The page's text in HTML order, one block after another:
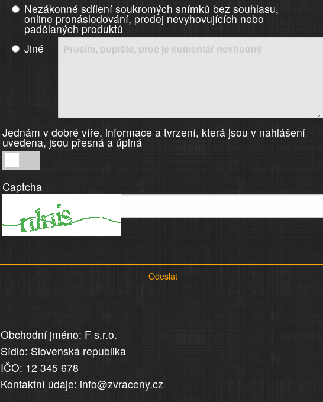
Nezákonné sdílení soukromých snímků bez souhlasu,
online pronásledování, prodej nevyhovujících nebo
padělaných produktů
Jiné
Jednám v dobré víře, informace a tvrzení, která jsou v nahlášení
uvedena, jsou přesná a úplná
v
dobré
informace
v
uvedena,
jsou
přesná
a
úplná
Captcha
Odeslat
Obchodní jméno: F s.r.o.
Sídlo: Slovenská republika
IČO: 12 345 678
Kontaktní údaje: info@zvraceny.cz